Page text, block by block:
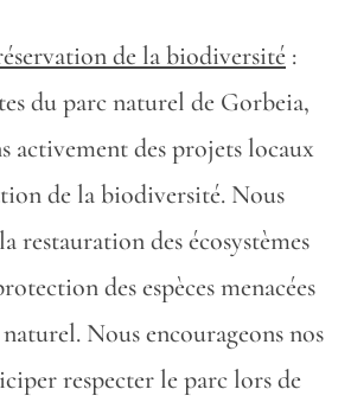
de la biodiversité :
du parc naturel de Gorbeia,
activement des projets locaux
de la biodiversité. Nous
restauration des écosystèmes
des espèces menacées
Nous encourageons nos
respecter le parc lors de